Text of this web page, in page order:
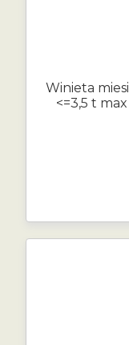
Winieta
<=3,5 t